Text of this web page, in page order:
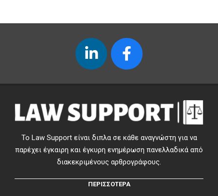
Το Law Support είναι διπλα σε κάθε αναγνώστη για να
παρέχει έγκαιρη και έγκυρη ενημέρωση πανελλαδικά από
διακεκριμένους αρθρογράφους.
ΠΕΡΙΣΣΟΤΕΡΑ